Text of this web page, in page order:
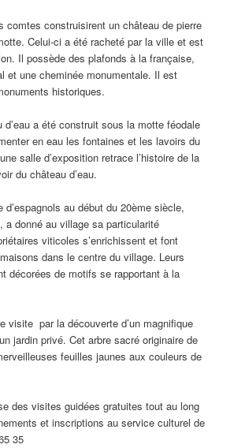
comtes construisirent un château de pierre
Celui-ci a été racheté par la ville et est
Il possède des plafonds à la française,
et une cheminée monumentale. Il est
historiques.
d’eau a été construit sous la motte féodale
en eau les fontaines et les lavoirs du
salle d’exposition retrace l’histoire de la
du château d’eau.
d’espagnols au début du 20ème siècle,
a donné au village sa particularité
viticoles s’enrichissent et font
dans le centre du village. Leurs
décorées de motifs se rapportant à la
visite par la découverte d’un magnifique
jardin privé. Cet arbre sacré originaire de
feuilles jaunes aux couleurs de
des visites guidées gratuites tout au long
et inscriptions au service culturel de
35